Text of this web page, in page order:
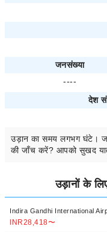
जनसंख्या
----
देश
उड़ान का समय लगभग घंटे।
की जाँच करें? आपको सुखद
उड़ानों के
Indira Gandhi International
INR28,418〜